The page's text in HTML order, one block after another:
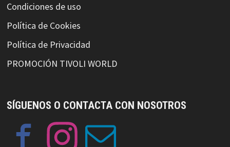
Condiciones de uso
Política de Cookies
Política de Privacidad
PROMOCIÓN TIVOLI WORLD
SÍGUENOS O CONTACTA CON NOSOTROS